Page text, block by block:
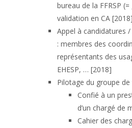
bureau de la FFRSP
validation en CA [2018]
Appel à candidatures
: membres des
représentants des
EHESP, … [2018]
Pilotage du groupe
Confié à un
d’un chargé de
Cahier des